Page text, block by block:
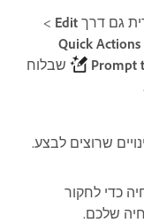
גם דרך Edit
‏>
Quick Actions
Prompt
שבלוח
שרוצים לבצע.
כדי לחקור
שלכם.